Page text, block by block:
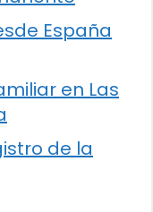
España
en Las
de la